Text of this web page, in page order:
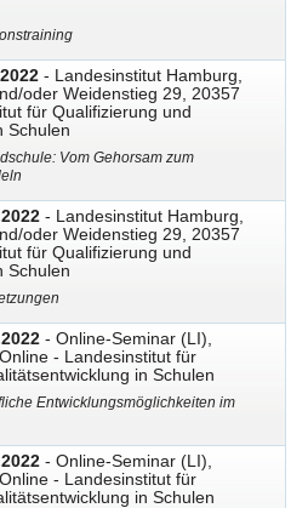
- Landesinstitut Hamburg,
oder Weidenstieg 29, 20357
für Qualifizierung und
Schulen
Vom Gehorsam zum
- Landesinstitut Hamburg,
oder Weidenstieg 29, 20357
für Qualifizierung und
Schulen
- Online-Seminar (LI),
- Landesinstitut für
in Schulen
Entwicklungsmöglichkeiten im
- Online-Seminar (LI),
- Landesinstitut für
in Schulen